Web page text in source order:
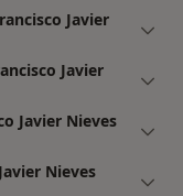
Javier
Javier
Javier Nieves
Nieves